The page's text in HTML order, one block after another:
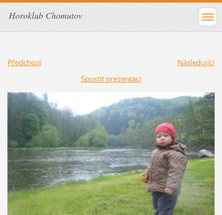
Horoklub Chomutov
Předchozí
Následující
Spustit prezentaci